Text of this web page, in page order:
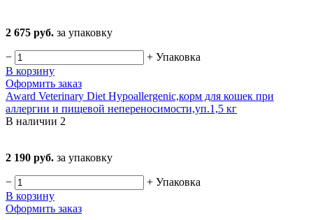
2 675 руб. за упаковку
− + Упаковка
В корзину
Оформить заказ
Award Veterinary Diet Hypoallergenic,корм для кошек при
аллергии и пищевой непереносимости,уп.1,5 кг
В наличии 2
2 190 руб. за упаковку
− + Упаковка
В корзину
Оформить заказ